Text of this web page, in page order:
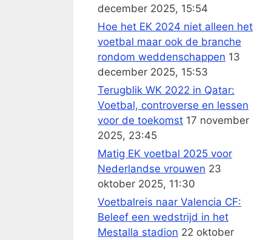
december 2025, 15:54
Hoe het EK 2024 niet alleen het
voetbal maar ook de branche
rondom weddenschappen 13
december 2025, 15:53
Terugblik WK 2022 in Qatar:
Voetbal, controverse en lessen
voor de toekomst 17 november
2025, 23:45
Matig EK voetbal 2025 voor
Nederlandse vrouwen 23
oktober 2025, 11:30
Voetbalreis naar Valencia CF:
Beleef een wedstrijd in het
Mestalla stadion 22 oktober